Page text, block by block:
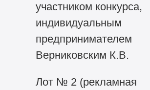
участником конкурса,
индивидуальным
предпринимателем
Верниковским К.В.
Лот № 2 (рекламная